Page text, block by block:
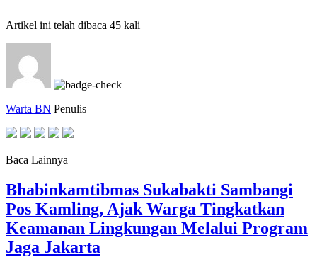
Artikel ini telah dibaca 45 kali
Warta BN Penulis
Baca Lainnya
Bhabinkamtibmas Sukabakti Sambangi
Pos Kamling, Ajak Warga Tingkatkan
Keamanan Lingkungan Melalui Program
Jaga Jakarta